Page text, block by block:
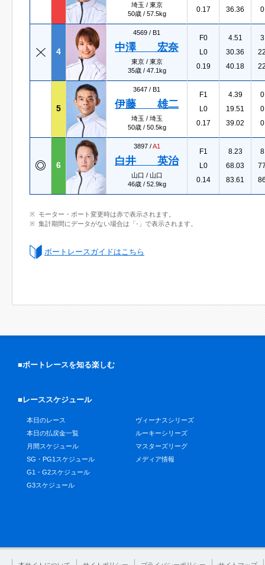
埼玉 / 東京
50歳 / 57.5kg
0.17
36.36
4
4569 / B1
中澤 宏奈
東京 / 東京
35歳 / 47.1kg
F0
L0
0.19
4.51
30.36
40.18
5
3647 / B1
伊藤 雄二
埼玉 / 埼玉
50歳 / 50.5kg
F1
L0
0.17
4.39
19.51
39.02
6
3897 /A1
白井 英治
山口 / 山口
46歳 / 52.9kg
F1
L0
0.14
8.23
68.03
83.61
モーター・ボート変更時は赤で表示されます。
集計期間にデータがない場合は「-」で表示されます。
ボートレースガイドはこちら
■ボートレースを知る楽しむ
■レーススケジュール
本日のレース
本日の払戻金一覧
月間スケジュール
SG・PG1スケジュール
G1・G2スケジュール
G3スケジュール
ヴィーナスシリーズ
ルーキーシリーズ
マスターズリーグ
メディア情報